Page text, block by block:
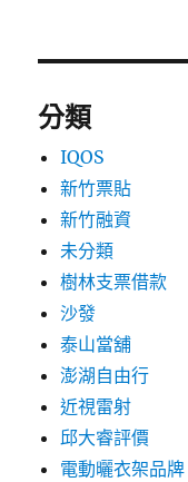
分類
IQOS
新竹票貼
新竹融資
未分類
樹林支票借款
沙發
泰山當舖
澎湖自由行
近視雷射
邱大睿評價
電動曬衣架品牌